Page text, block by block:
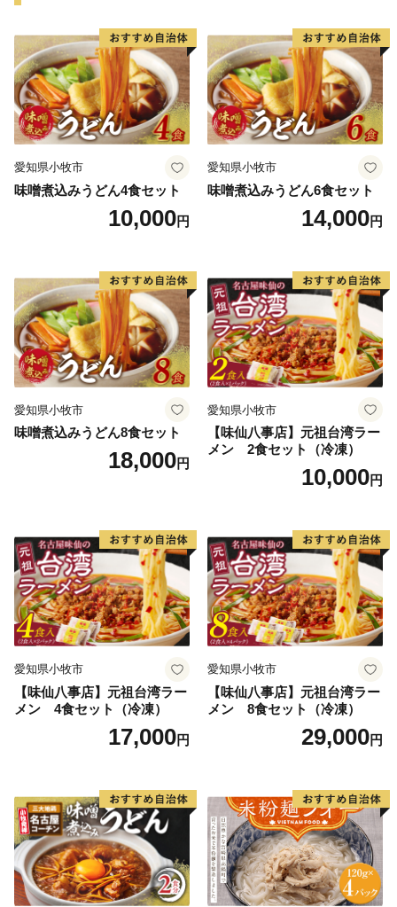
これまで続いてきた三郷市の発展をさらに飛躍させ、
「きらりとひかる田園都市みさと～人にも企業にも選ば
れる魅力的なまち～」の実現を目指し、これまで以上に
魅力あるまちづくりを進めてまいります。
愛知県小牧市
味噌煮込みうどん4食セット
10,000円
愛知県小牧市
味噌煮込みうどん6食セット
14,000円
愛知県小牧市
味噌煮込みうどん8食セット
18,000円
愛知県小牧市
【味仙八事店】元祖台湾ラー
メン 2食セット（冷凍）
10,000円
愛知県小牧市
【味仙八事店】元祖台湾ラー
メン 4食セット（冷凍）
17,000円
愛知県小牧市
【味仙八事店】元祖台湾ラー
メン 8食セット（冷凍）
29,000円